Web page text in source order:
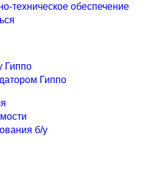
техническое обеспечение
Гиппо
Гиппо
б/у